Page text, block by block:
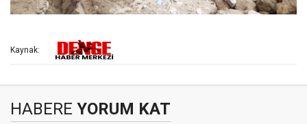
Kaynak:
HABERE YORUM KAT